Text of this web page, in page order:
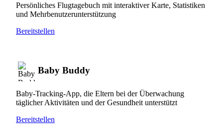
Persönliches Flugtagebuch mit interaktiver Karte, Statistiken
und Mehrbenutzerunterstützung
Bereitstellen
Baby Buddy
Baby-Tracking-App, die Eltern bei der Überwachung
täglicher Aktivitäten und der Gesundheit unterstützt
Bereitstellen